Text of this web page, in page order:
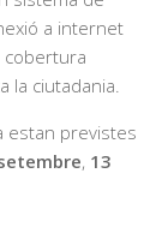
a internet
cobertura
la ciutadania.
estan previstes
, 13